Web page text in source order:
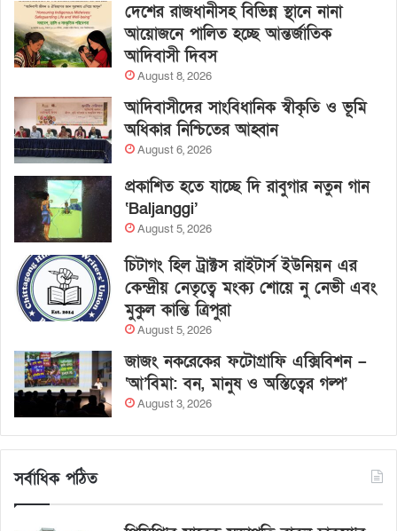
দেশের রাজধানীসহ বিভিন্ন স্থানে নানা
আয়োজনে পালিত হচ্ছে আন্তর্জাতিক
আদিবাসী দিবস
August 8, 2026
আদিবাসীদের সাংবিধানিক স্বীকৃতি ও ভূমি
অধিকার নিশ্চিতের আহ্বান
August 6, 2026
প্রকাশিত হতে যাচ্ছে দি রাবুগার নতুন গান
‘Baljanggi’
August 5, 2026
চিটাগং হিল ট্রাক্টস রাইটার্স ইউনিয়ন এর
কেন্দ্রীয় নেতৃত্বে মংক্য শোয়ে নু নেভী এবং
মুকুল কান্তি ত্রিপুরা
August 5, 2026
জাজং নকরেকের ফটোগ্রাফি এক্সিবিশন –
‘আ’বিমা: বন, মানুষ ও অস্তিত্বের গল্প’
August 3, 2026
সর্বাধিক পঠিত